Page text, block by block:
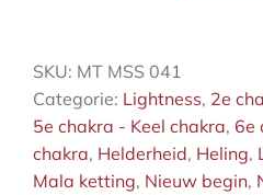
SKU: MT MSS 041
Categorie: Lightness, 2e
5e chakra - Keel chakra, 6e
chakra, Helderheid, Heling,
Mala ketting, Nieuw begin,